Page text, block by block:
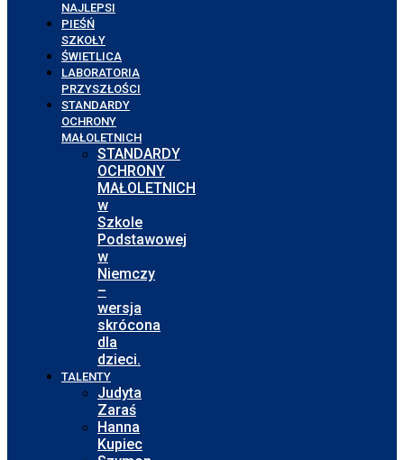
NAJLEPSI
PIEŚŃ
SZKOŁY
ŚWIETLICA
LABORATORIA
PRZYSZŁOŚCI
STANDARDY
OCHRONY
MAŁOLETNICH
STANDARDY
OCHRONY
MAŁOLETNICH
w
Szkole
Podstawowej
w
Niemczy
–
wersja
skrócona
dla
dzieci.
TALENTY
Judyta
Zaraś
Hanna
Kupiec